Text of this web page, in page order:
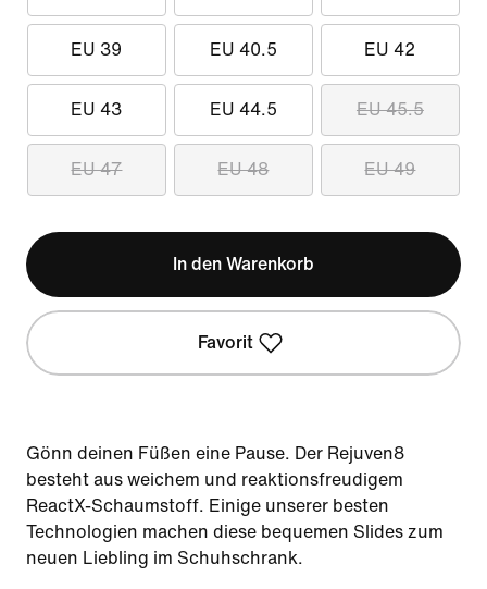
EU 39 EU 40.5 EU 42
EU 43 EU 44.5 EU 45.5
EU 47 EU 48 EU 49
In den Warenkorb
Favorit
Gönn deinen Füßen eine Pause. Der Rejuven8
besteht aus weichem und reaktionsfreudigem
ReactX-Schaumstoff. Einige unserer besten
Technologien machen diese bequemen Slides zum
neuen Liebling im Schuhschrank.